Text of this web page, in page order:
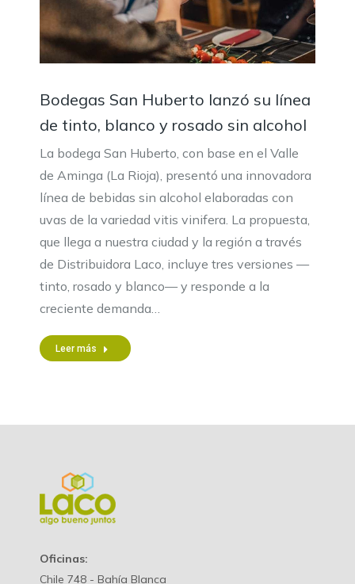
Bodegas San Huberto lanzó su línea
de tinto, blanco y rosado sin alcohol
La bodega San Huberto, con base en el Valle
de Aminga (La Rioja), presentó una innovadora
línea de bebidas sin alcohol elaboradas con
uvas de la variedad vitis vinifera. La propuesta,
que llega a nuestra ciudad y la región a través
de Distribuidora Laco, incluye tres versiones —
tinto, rosado y blanco— y responde a la
creciente demanda…
Leer más
Oficinas:
Chile 748 - Bahía Blanca